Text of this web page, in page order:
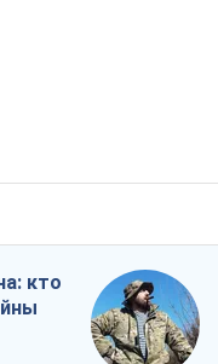
кто